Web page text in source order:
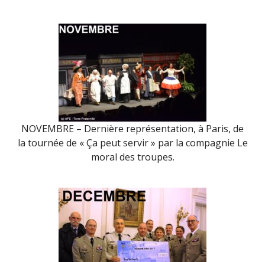
NOVEMBRE – Dernière représentation, à Paris, de
la tournée de « Ça peut servir » par la compagnie Le
moral des troupes.